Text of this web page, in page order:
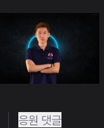
응원 댓글